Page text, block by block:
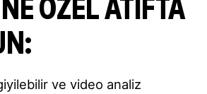
ÖZEL ATIFTA
ve video analiz